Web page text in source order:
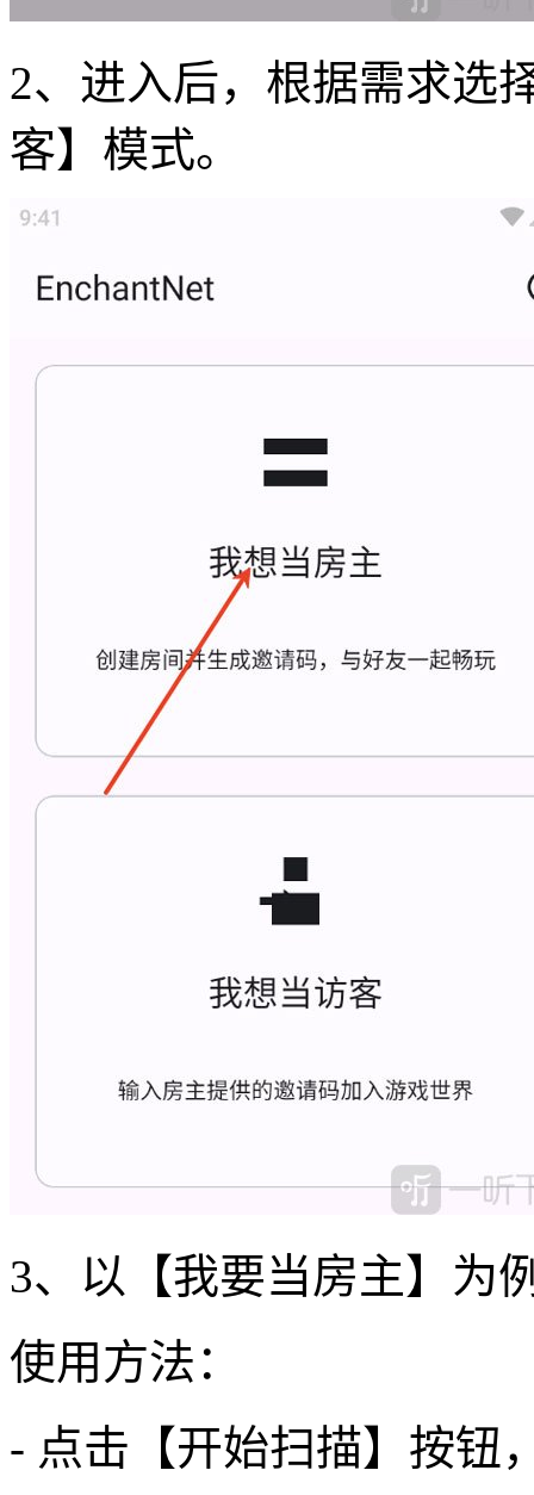
2、进入后，根据需求选
客】模式。
3、以【我要当房主】为
使用方法：
- 点击【开始扫描】按钮